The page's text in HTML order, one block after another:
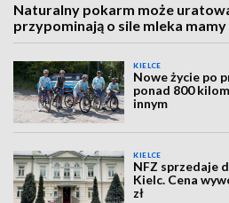
Naturalny pokarm może
przypominają o sile mleka mamy
KIELCE
Nowe życie po
ponad 800
innym
KIELCE
NFZ sprzedaje
Kielc. Cena
zł